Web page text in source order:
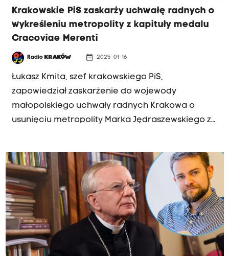
Krakowskie PiS zaskarży uchwałę radnych o
wykreśleniu metropolity z kapituły medalu
Cracoviae Merenti
Radio KRAKÓW date_range 2025-01-16
Łukasz Kmita, szef krakowskiego PiS,
zapowiedział zaskarżenie do wojewody
małopolskiego uchwały radnych Krakowa o
usunięciu metropolity Marka Jędraszewskiego z
była nieprawidłowo.